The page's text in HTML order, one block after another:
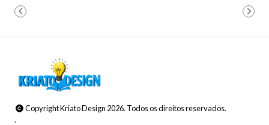
Copyright Kriato Design 2026. Todos os direitos reservados.
.